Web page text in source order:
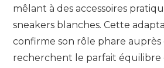
mêlant à des accessoires
sneakers blanches. Cette
confirme son rôle phare auprès
recherchent le parfait équilibre